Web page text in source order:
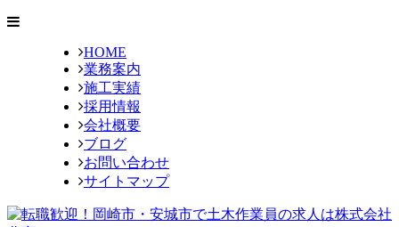
HOME
業務案内
施工実績
採用情報
会社概要
ブログ
お問い合わせ
サイトマップ